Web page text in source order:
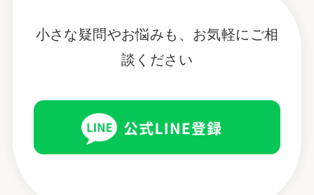
小さな疑問やお悩みも、お気軽にご相
談ください